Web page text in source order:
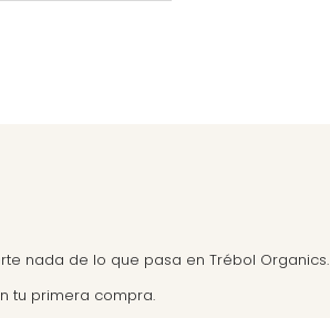
nada de lo que pasa en Trébol Organics.
tu primera compra.